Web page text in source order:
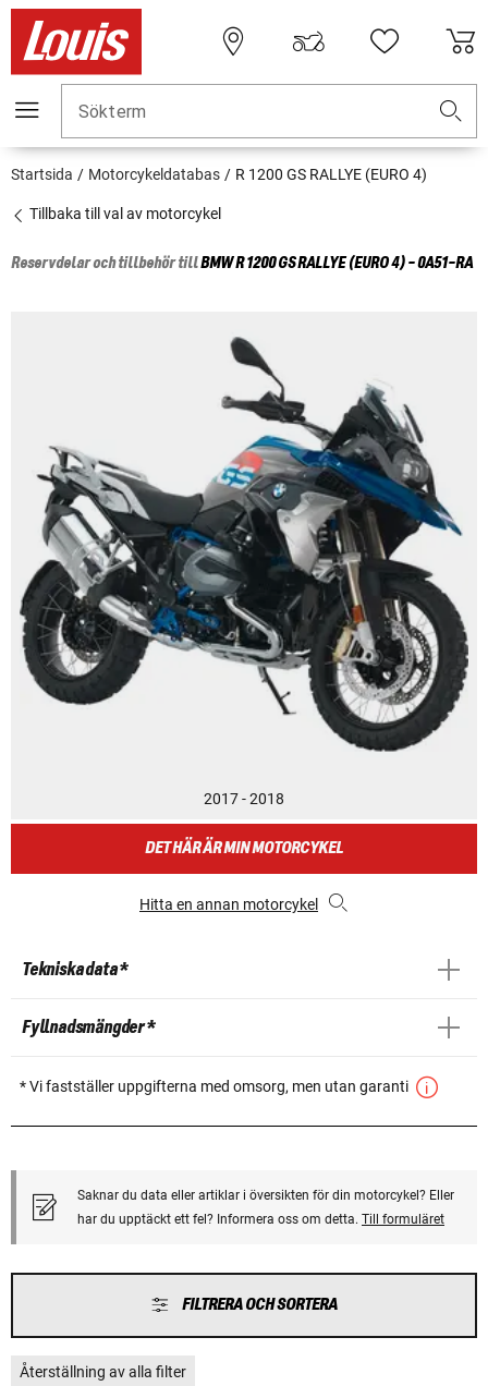
Sökterm
Startsida Motorcykeldatabas R 1200 GS RALLYE (EURO 4)
Tillbaka till val av motorcykel
Reservdelar och tillbehör tillBMWR 1200 GS RALLYE (EURO 4) - 0A51-RA
2017 - 2018
DET HÄR ÄR MIN MOTORCYKEL
Hitta en annan motorcykel
Tekniska data *
Fyllnadsmängder *
* Vi fastställer uppgifterna med omsorg, men utan garanti
Saknar du data eller artiklar i översikten för din motorcykel? Eller
har du upptäckt ett fel? Informera oss om detta. Till formuläret
FILTRERA OCH SORTERA
Återställning av alla filter